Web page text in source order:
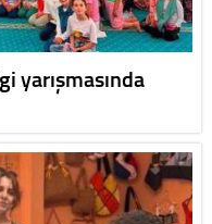
yarışmasında